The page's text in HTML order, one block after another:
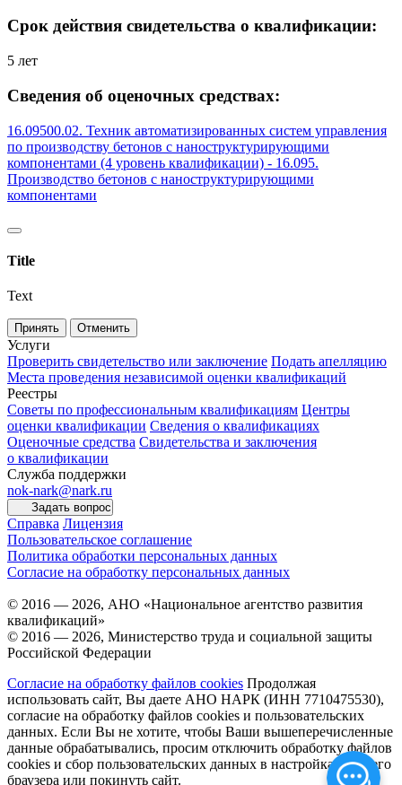
Срок действия свидетельства о квалификации:
5 лет
Сведения об оценочных средствах:
16.09500.02. Техник автоматизированных систем управления
по производству бетонов с наноструктурирующими
компонентами (4 уровень квалификации) - 16.095.
Производство бетонов с наноструктурирующими
компонентами
Title
Text
Принять Отменить
Услуги
Проверить свидетельство или заключение Подать апелляцию
Места проведения независимой оценки квалификаций
Реестры
Советы по профессиональным квалификациям Центры
оценки квалификации Сведения о квалификациях
Оценочные средства Свидетельства и заключения
о квалификации
Служба поддержки
nok-nark@nark.ru
Задать вопрос
Справка Лицензия
Пользовательское соглашение
Политика обработки персональных данных
Согласие на обработку персональных данных
© 2016 — 2026, АНО «Национальное агентство развития
квалификаций»
© 2016 — 2026, Министерство труда и социальной защиты
Российской Федерации
Согласие на обработку файлов cookies Продолжая
использовать сайт, Вы даете АНО НАРК (ИНН 7710475530),
согласие на обработку файлов cookies и пользовательских
данных. Если Вы не хотите, чтобы Ваши вышеперечисленные
данные обрабатывались, просим отключить обработку файлов
cookies и сбор пользовательских данных в настройках Вашего
браузера или покинуть сайт.